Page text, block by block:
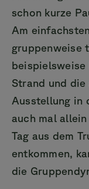
schon kurze
Am
gruppenweise
Strand und
Ausstellung in
auch mal
Tag aus dem
entkommen,
die